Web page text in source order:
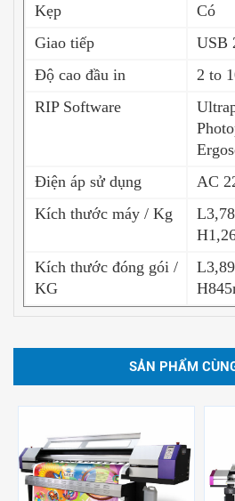
Kẹp
Có
Giao tiếp
USB
Độ cao đầu in
2 to
RIP Software
Điện áp sử dụng
AC
Kích thước máy / Kg
Kích thước đóng gói /
KG
SẢN PHẨM